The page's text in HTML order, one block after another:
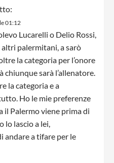
01:12
Lucarelli o Delio Rossi,
palermitani, a sarò
la categoria per l’onore
chiunque sarà l’allenatore.
la categoria e a
Ho le mie preferenze
il Palermo viene prima di
lo lascio a lei,
andare a tifare per le